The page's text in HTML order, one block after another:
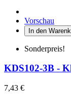
Vorschau
In den
Sonderpreis!
KDS102-3B -
7,43 €